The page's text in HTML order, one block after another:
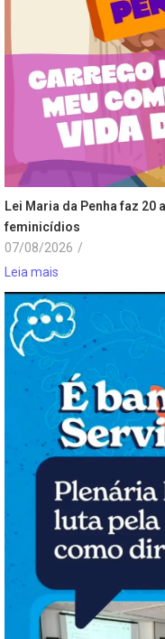
Lei Maria da Penha faz
feminicídios
07/08/2026 /
Leia mais